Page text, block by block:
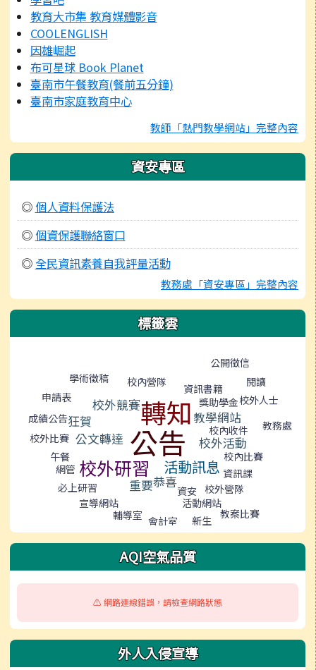
教育大市集 教育媒體影音
COOLENGLISH
因雄崛起
布可星球 Book Planet
臺南市午餐教育(餐前五分鐘)
臺南市家庭教育中心
教師「熱門教學網站」完整內容
資安專區
◎個人資料保護法
◎個資保護聯絡窗口
◎全民資訊素養自我評量活動
教務處「資安專區」完整內容
標籤雲
公開徵信
學術徵稿
校內營隊
閱讀
申請表
校外競賽轉知
資訊書籍
獎助學金校外人士
成績公告狂賀 教學網站
校外比賽 公文轉達 公告 校外活動
校內收件 教務處
午餐
網管 校外研習 活動訊息 校內比賽
必上研習 重要恭喜 資訊課
宣導網站
資安
活動網站
校外營隊
輔導室 會計室 新生
教案比賽
AQI空氣品質
⚠️ 網路連線錯誤，請檢查網路狀態
外人入侵宣導